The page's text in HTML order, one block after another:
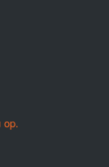
op.